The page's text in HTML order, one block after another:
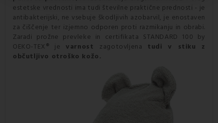
estetske vrednosti ima tudi številne praktične prednosti - je
antibakterijski, ne vsebuje škodljivih azobarvil, je enostaven
za čiščenje ter izjemno odporen proti razmikanju in obrabi.
Zaradi prožne prevleke in certifikata STANDARD 100 by
OEKO-TEX® je varnost zagotovljena tudi v stiku z
občutljivo otroško kožo.